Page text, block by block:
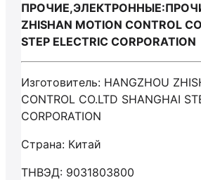
ZHISHAN MOTION CONTROL
STEP ELECTRIC CORPORATION
Изготовитель: HANGZHOU
CONTROL CO.LTD SHANGHAI
CORPORATION
Страна: Китай
ТНВЭД: 9031803800